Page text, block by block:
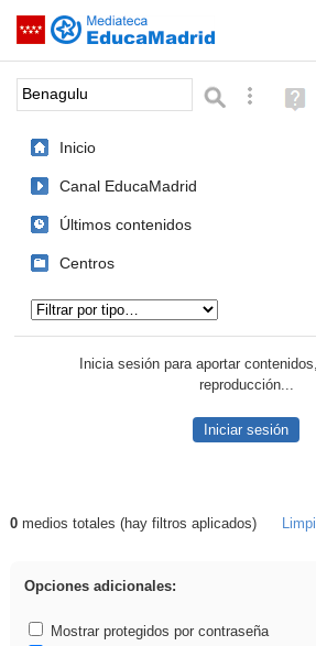
Saltar navegación
Palabra o frase: BúsquedaAyuda
(en
Inicio
Canal EducaMadrid
Últimos contenidos
Centros
Inicia sesión para aportar
reproducción...
Iniciar sesión
Resultados de: Benagulu
0medios totales (hay filtros aplicados)
Opciones adicionales:
Mostrar protegidos por contraseña